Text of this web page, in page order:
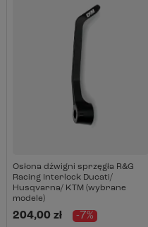
Osłona dźwigni sprzęgła R&G
Racing Interlock Ducati/
Husqvarna/ KTM (wybrane
modele)
204,00 zł -7%